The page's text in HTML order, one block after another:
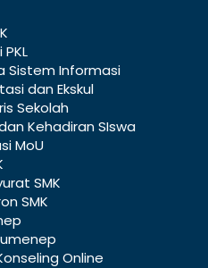
Sistem Informasi
dan Ekskul
Sekolah
Kehadiran SIswa
MoU
SMK
SMK
Online